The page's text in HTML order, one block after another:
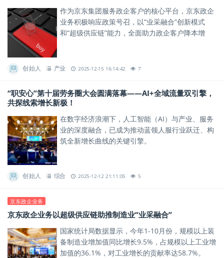
作为京东集团服务政企客户的核心平台，京东政企
业务积极响应政策号召，以“业采融合”创新模式
和“超级供应链”能力，全面助力政企客户降本增
创始人 产业 2025-12-15 16:14:42 7
“职安心”第十届劳务圈大会圆满落幕——AI+全域流量双引擎，
共探线索增长新极！
在数字经济浪潮下，人工智能（AI）与产业、服务
业的深度融合，已成为推动蓝领人服行业跃迁、构
筑全新增长曲线的关键引擎。
创始人 综合 2025-12-12 21:11:05 5
京东政企业务
京东政企业务以超级供应链助推制造业“业采融合”
国家统计局数据显示，今年1-10月份，规模以上装
备制造业增加值同比增长9.5%，占规模以上工业增
加值的36.1%，对工业增长的贡献率达58.7%。